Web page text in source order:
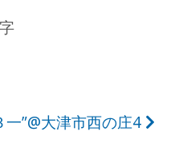
”@大津市西の庄4